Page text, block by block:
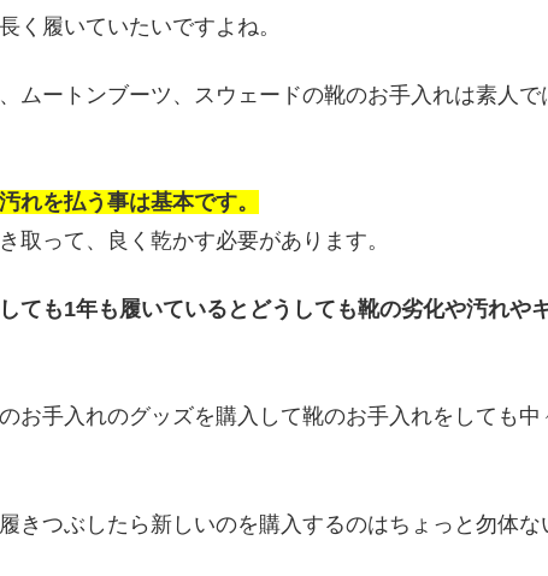
く履いていたいですよね。
ムートンブーツ、スウェードの靴のお手入れは素人で
れを払う事は基本です。
取って、良く乾かす必要があります。
ても1年も履いているとどうしても靴の劣化や汚れや
お手入れのグッズを購入して靴のお手入れをしても中
きつぶしたら新しいのを購入するのはちょっと勿体な